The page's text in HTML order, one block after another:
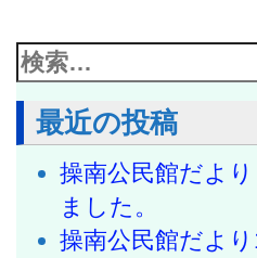
最近の投稿
操南公民館だよ
ました。
操南公民館だよ